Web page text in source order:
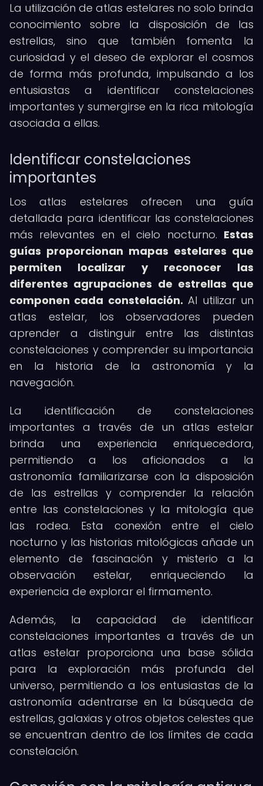
La utilización de atlas estelares no solo brinda
conocimiento sobre la disposición de las
estrellas, sino que también fomenta la
curiosidad y el deseo de explorar el cosmos
de forma más profunda, impulsando a los
entusiastas a identificar constelaciones
importantes y sumergirse en la rica mitología
asociada a ellas.
Identificar constelaciones
importantes
Los atlas estelares ofrecen una guía
detallada para identificar las constelaciones
más relevantes en el cielo nocturno. Estas
guías proporcionan mapas estelares que
permiten localizar y reconocer las
diferentes agrupaciones de estrellas que
componen cada constelación. Al utilizar un
atlas estelar, los observadores pueden
aprender a distinguir entre las distintas
constelaciones y comprender su importancia
en la historia de la astronomía y la
navegación.
La identificación de constelaciones
importantes a través de un atlas estelar
brinda una experiencia enriquecedora,
permitiendo a los aficionados a la
astronomía familiarizarse con la disposición
de las estrellas y comprender la relación
entre las constelaciones y la mitología que
las rodea. Esta conexión entre el cielo
nocturno y las historias mitológicas añade un
elemento de fascinación y misterio a la
observación estelar, enriqueciendo la
experiencia de explorar el firmamento.
Además, la capacidad de identificar
constelaciones importantes a través de un
atlas estelar proporciona una base sólida
para la exploración más profunda del
universo, permitiendo a los entusiastas de la
astronomía adentrarse en la búsqueda de
estrellas, galaxias y otros objetos celestes que
se encuentran dentro de los límites de cada
constelación.